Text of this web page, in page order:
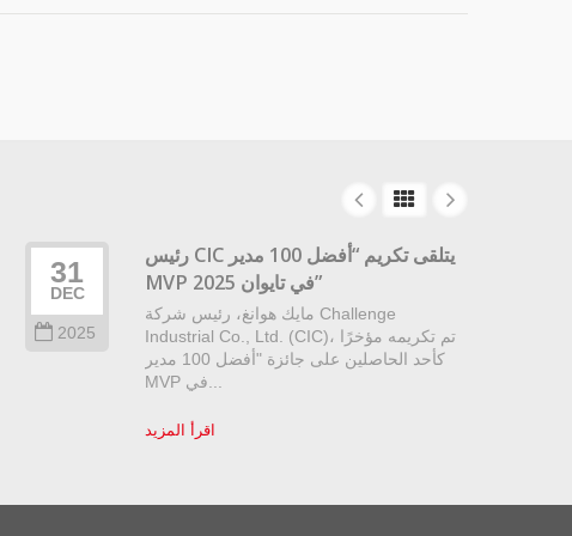
31
DEC
2025
رئيس CIC يتلقى تكريم “أفضل 100 مدير
MVP في تايوان 2025”
مايك هوانغ، رئيس شركة Challenge
Industrial Co., Ltd. (CIC)، تم تكريمه مؤخرًا
كأحد الحاصلين على جائزة "أفضل 100 مدير
MVP في...
اقرأ المزيد